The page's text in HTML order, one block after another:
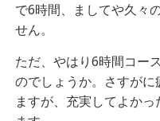
で6時間、ましてや久々
せん。
ただ、やはり6時間コー
のでしょうか。さすが
ますが、充実してよか